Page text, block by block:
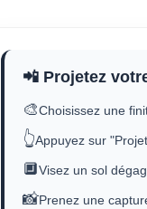
📲 Projetez
🎨Choisissez une
👆Appuyez sur
🔲Visez un sol
📸Prenez une